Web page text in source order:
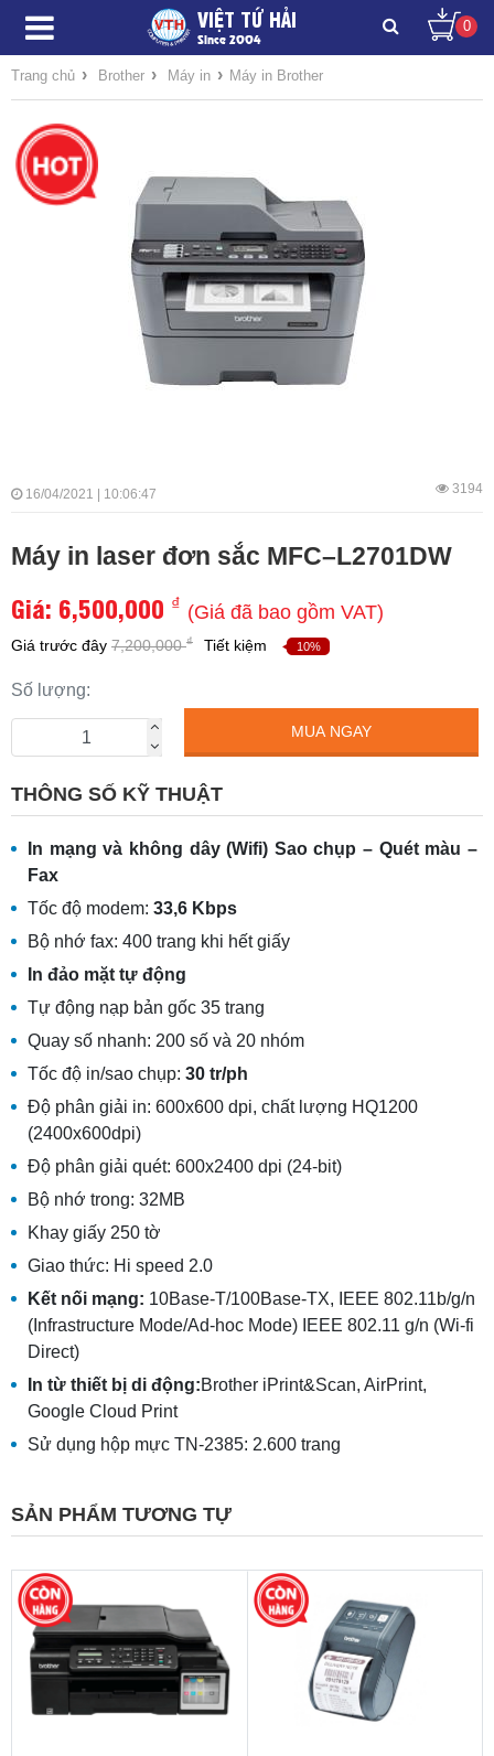
VIỆT TỨ HẢI
Since 2004
0
Trang chủ › Brother › Máy in › Máy in Brother
16/04/2021 | 10:06:47 3194
Máy in laser đơn sắc MFC–L2701DW
Giá: 6,500,000 ₫ (Giá đã bao gồm VAT)
Giá trước đây 7,200,000₫ Tiết kiệm 10%
Số lượng:
MUA NGAY
THÔNG SỐ KỸ THUẬT
In mạng và không dây (Wifi) Sao chụp – Quét màu –
Fax
Tốc độ modem: 33,6 Kbps
Bộ nhớ fax: 400 trang khi hết giấy
In đảo mặt tự động
Tự động nạp bản gốc 35 trang
Quay số nhanh: 200 số và 20 nhóm
Tốc độ in/sao chụp: 30 tr/ph
Độ phân giải in: 600x600 dpi, chất lượng HQ1200
(2400x600dpi)
Độ phân giải quét: 600x2400 dpi (24-bit)
Bộ nhớ trong: 32MB
Khay giấy 250 tờ
Giao thức: Hi speed 2.0
Kết nối mạng: 10Base-T/100Base-TX, IEEE 802.11b/g/n
(Infrastructure Mode/Ad-hoc Mode) IEEE 802.11 g/n (Wi-fi
Direct)
In từ thiết bị di động:Brother iPrint&Scan, AirPrint,
Google Cloud Print
Sử dụng hộp mực TN-2385: 2.600 trang
SẢN PHẨM TƯƠNG TỰ